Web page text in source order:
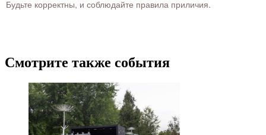
Будьте корректны, и соблюдайте правила приличия.
Смотрите также события